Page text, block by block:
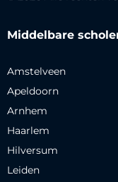
Middelbare
Amstelveen
Apeldoorn
Arnhem
Haarlem
Hilversum
Leiden